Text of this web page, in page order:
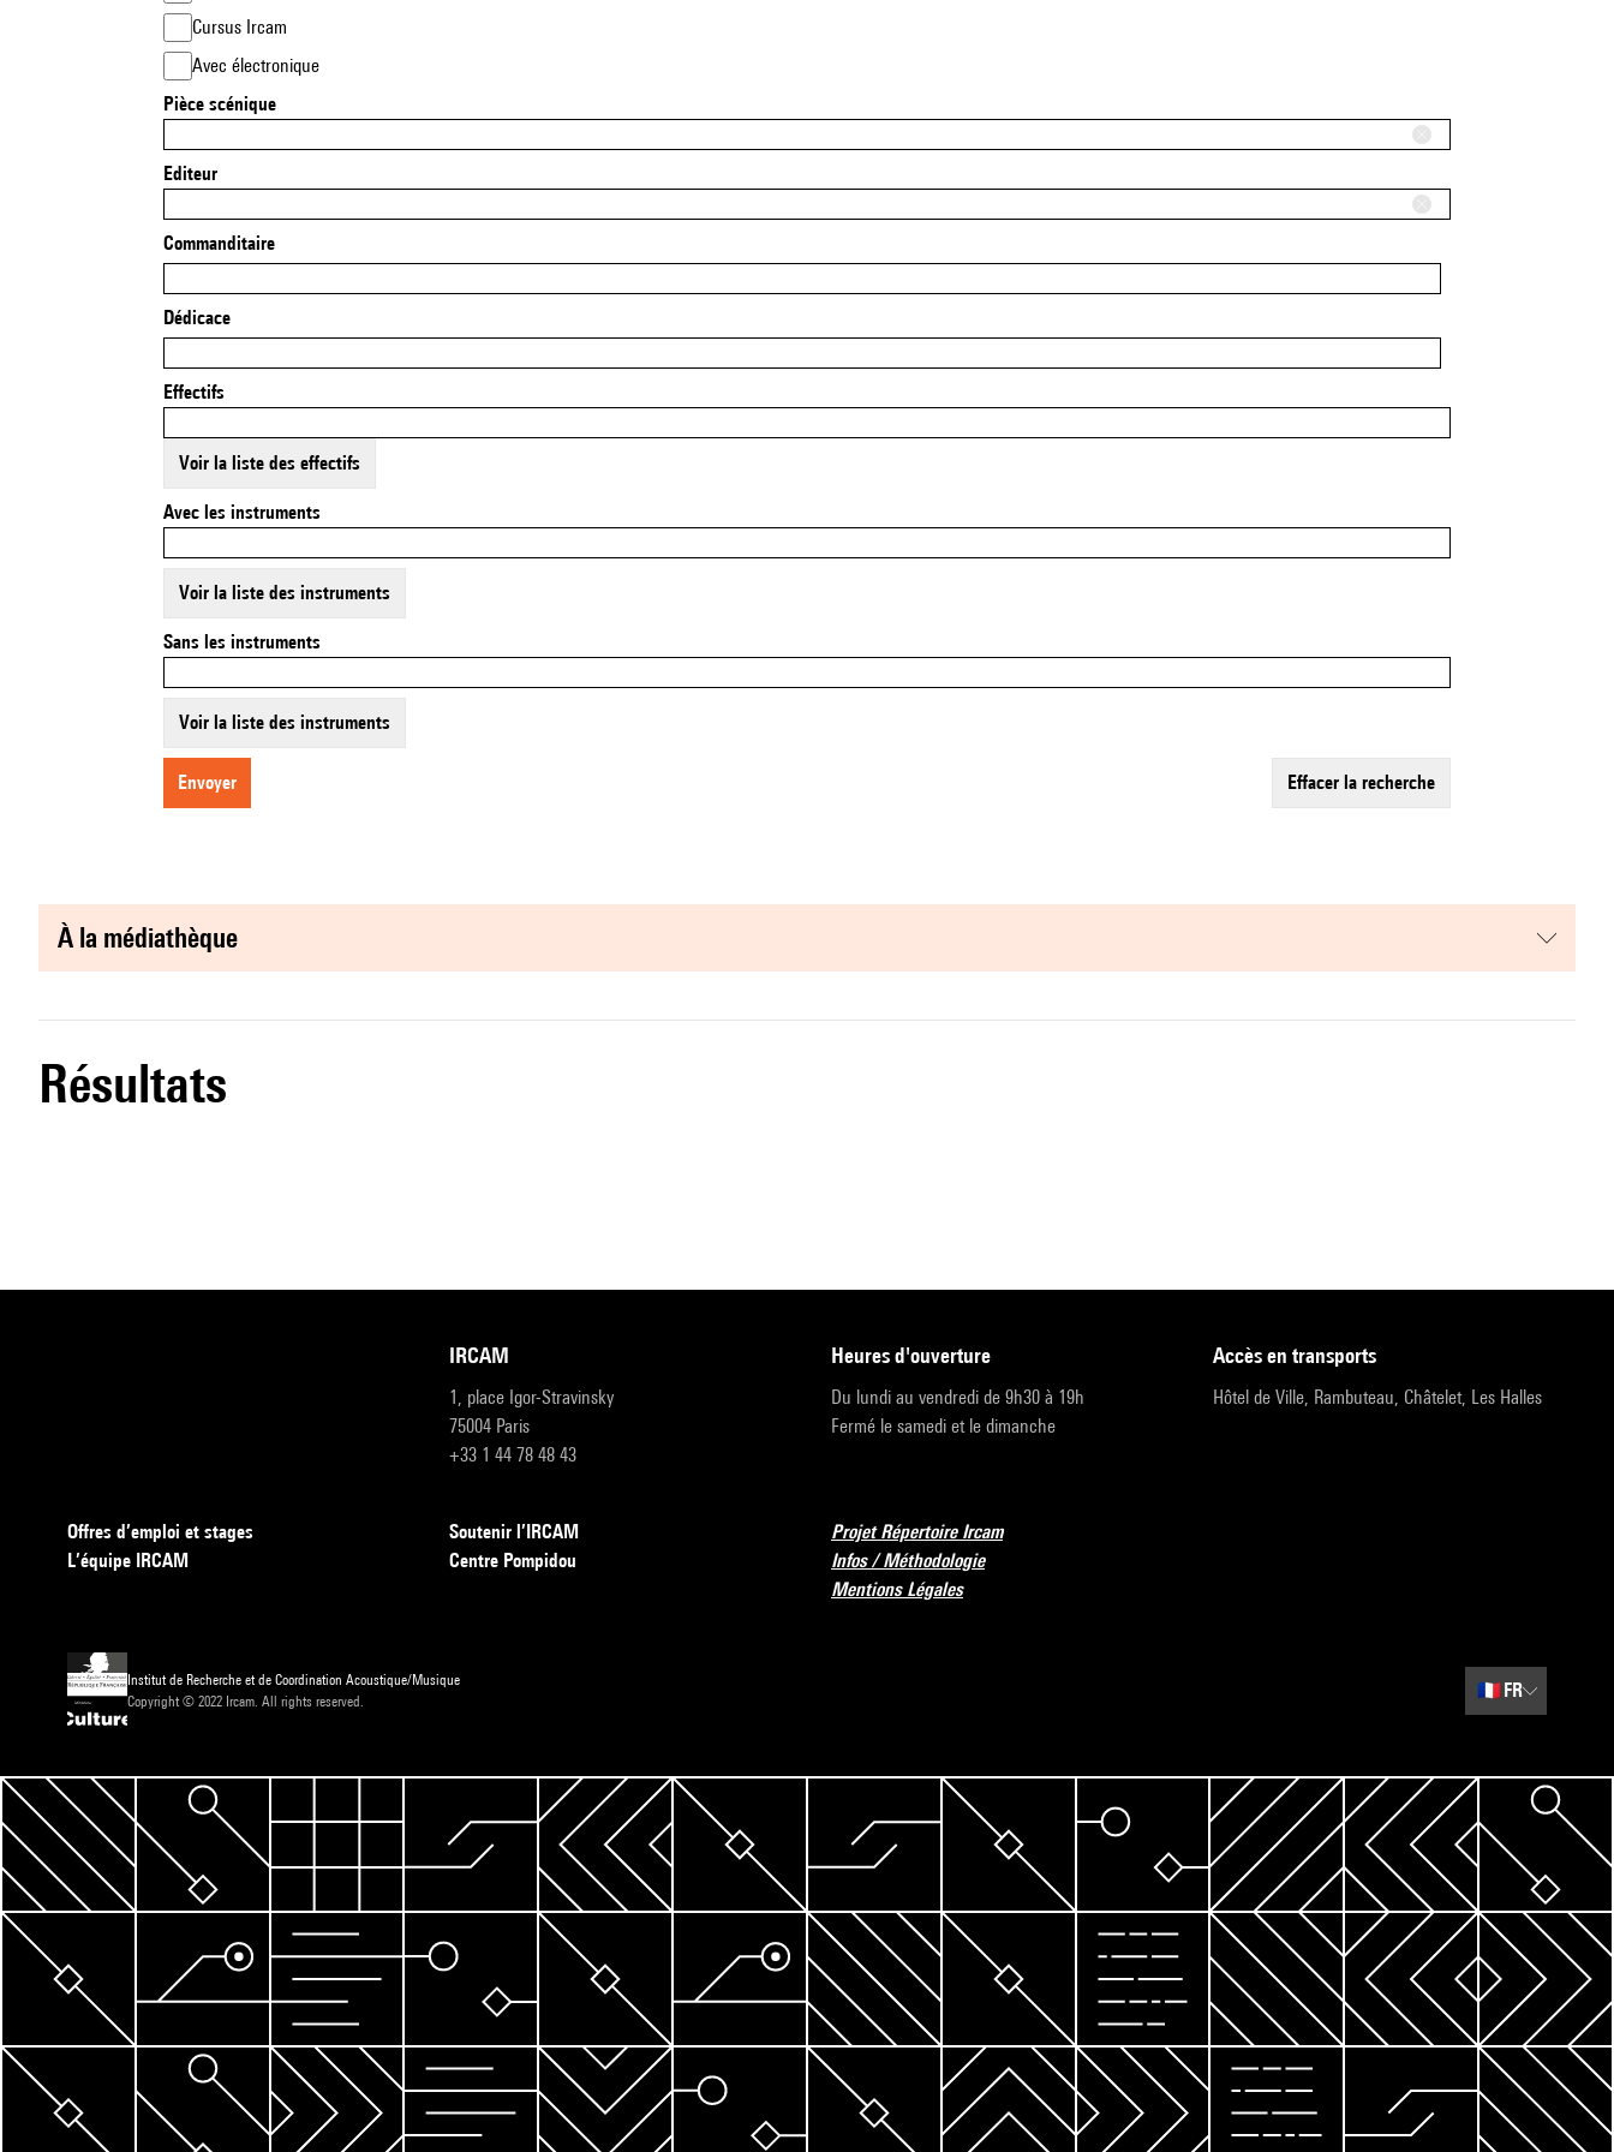
Cursus Ircam
Avec électronique
Pièce scénique
Editeur
Commanditaire
Dédicace
Effectifs
Voir la liste des effectifs
Avec les instruments
Voir la liste des instruments
Sans les instruments
Voir la liste des instruments
envoyer effacer la recherche
à la médiathèque
résultats
IRCAM
1, place Igor-Stravinsky
75004 Paris
+33 1 44 78 48 43
heures d'ouverture
Du lundi au vendredi de 9h30 à 19h
Fermé le samedi et le dimanche
accès en transports
Hôtel de Ville, Rambuteau, Châtelet, Les Halles
Offres d’emploi et stages
L’équipe IRCAM
Soutenir l’IRCAM
Centre Pompidou
Projet Répertoire Ircam
Infos / Méthodologie
Mentions Légales
Institut de Recherche et de Coordination Acoustique/Musique
Copyright © 2022 Ircam. All rights reserved.
🇫🇷 FR